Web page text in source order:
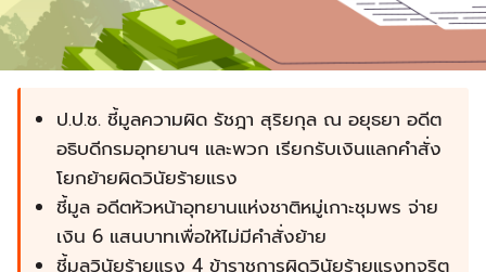
ป.ป.ช. ชี้มูลความผิด รัชฎา สุริยกุล ณ อยุธยา อดีต
อธิบดีกรมอุทยานฯ และพวก เรียกรับเงินแลกคำสั่ง
โยกย้ายผิดวินัยร้ายแรง
ชี้มูล อดีตหัวหน้าอุทยานแห่งชาติหมู่เกาะชุมพร จ่าย
เงิน 6 แสนบาทเพื่อให้ไม่มีคำสั่งย้าย
ชี้มูลวินัยร้ายแรง 4 ข้าราชการผิดวินัยร้ายแรงทุจริต